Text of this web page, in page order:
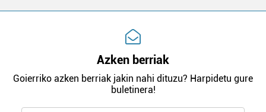
Azken berriak
Goierriko azken berriak jakin nahi dituzu? Harpidetu gure
buletinera!